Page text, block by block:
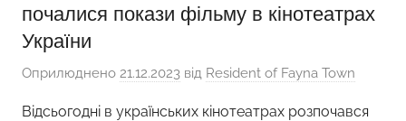
почалися покази фільму в кінотеатрах
України
Оприлюднено 21.12.2023 від Resident of Fayna Town
Відсьогодні в українських кінотеатрах розпочався